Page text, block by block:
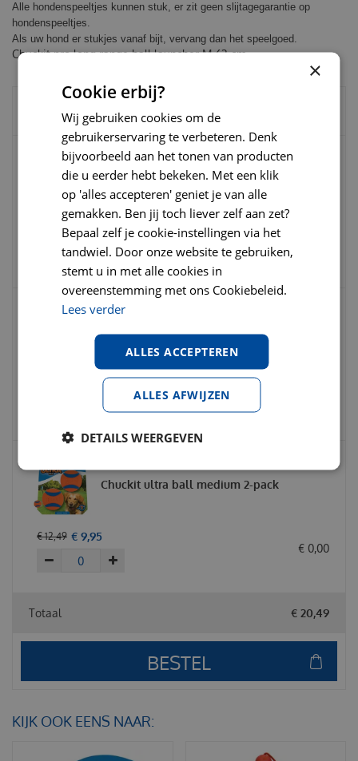
Alle hondenspeeltjes kunnen stuk, er zit geen slijtagegarantie op
hondenspeeltjes.
Als uw hond er stukjes vanaf bijt, vervang dan het speelgoed.
Chuckit pro long range ball launcher M 63 cm
BESTEL SNEL SAMEN MET:
Chuckit sport ball launcher medium 30 cm
95 € 8,95
49
Chuckit ultra ball medium 2-pack
€ 12,49 € 9,95
€ 0,00
Totaal € 20,49
KIJK OOK EENS NAAR:
×
Cookie erbij?
Wij gebruiken cookies om de
gebruikerservaring te verbeteren. Denk
bijvoorbeeld aan het tonen van producten
die u eerder hebt bekeken. Met een klik
op 'alles accepteren' geniet je van alle
gemakken. Ben jij toch liever zelf aan zet?
Bepaal zelf je cookie-instellingen via het
tandwiel. Door onze website te gebruiken,
stemt u in met alle cookies in
overeenstemming met ons Cookiebeleid.
Lees verder
ALLES ACCEPTEREN
ALLES AFWIJZEN
DETAILS WEERGEVEN